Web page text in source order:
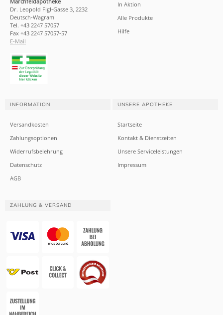
Dr. Leopold Figl-Gasse 3, 2232
Deutsch-Wagram
Tel. +43 2247 57057
Fax +43 2247 57057-57
E-Mail
In Aktion
Alle Produkte
Hilfe
INFORMATION
Versandkosten
Zahlungsoptionen
Widerrufsbelehrung
Datenschutz
AGB
UNSERE APOTHEKE
Startseite
Kontakt & Dienstzeiten
Unsere Serviceleistungen
Impressum
ZAHLUNG & VERSAND